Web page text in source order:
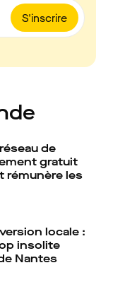
S'inscrire
de
gratuit
rémunère les
locale :
insolite
Nantes